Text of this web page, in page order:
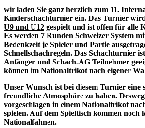
wir laden Sie ganz herzlich zum 11.
Kinderschachturnier ein. Das Turnier
U9 und U12 gespielt und ist offen für alle
Es werden 7 Runden Schweizer System
Bedenkzeit je Spieler und Partie
Schnellschachregeln. Das Schachturnier
Anfänger und Schach-AG Teilnehmer
können im Nationaltrikot nach eigener
Unser Wunsch ist bei diesem Turnier eine
freundliche Atmosphäre zu haben.
vorgeschlagen in einem Nationaltrikot
spielen. Auf dem Spieltisch kommen noch
Nationalfahnen.